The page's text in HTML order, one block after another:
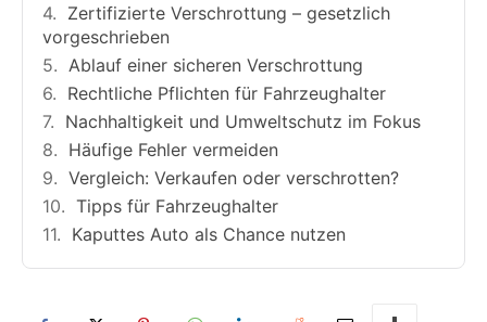
Zertifizierte Verschrottung – gesetzlich
vorgeschrieben
Ablauf einer sicheren Verschrottung
Rechtliche Pflichten für Fahrzeughalter
Nachhaltigkeit und Umweltschutz im Fokus
Häufige Fehler vermeiden
Vergleich: Verkaufen oder verschrotten?
Tipps für Fahrzeughalter
Kaputtes Auto als Chance nutzen